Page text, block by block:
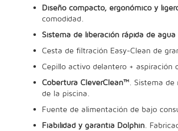
Diseño compacto, ergonómico y
comodidad.
Sistema de liberación rápida de agua
Cesta de filtración Easy-Clean de
Cepillo activo delantero +
Cobertura CleverClean™ . Sistema
de la piscina.
Fuente de alimentación de bajo
Fiabilidad y garantía Dolphin .